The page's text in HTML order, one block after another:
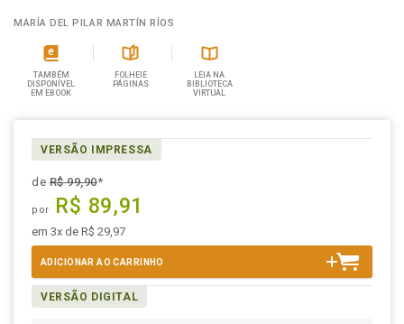
MARÍA DEL PILAR MARTÍN RÍOS
TAMBÉM
DISPONÍVEL
EM EBOOK
FOLHEIE
PÁGINAS
LEIA NA
BIBLIOTECA
VIRTUAL
VERSÃO IMPRESSA
deR$ 99,90*
por R$ 89,91
em 3x de R$ 29,97
ADICIONAR AO CARRINHO
VERSÃO DIGITAL